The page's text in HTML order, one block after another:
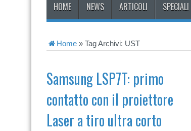
HOME NEWS ARTICOLI SPECIALI
Home » Tag Archivi: UST
Samsung LSP7T: primo
contatto con il proiettore
Laser a tiro ultra corto